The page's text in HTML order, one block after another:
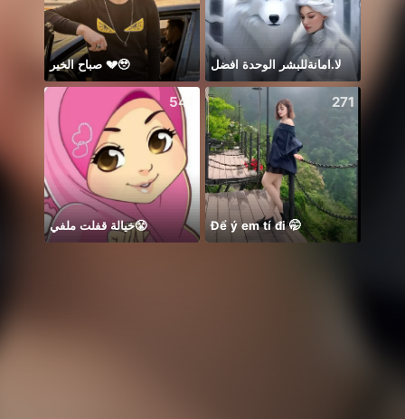
صباح الخير 💔🥹 لا.امانةللبشر الوحدة افضل
541
خيالة قفلت ملفي😤
271
Để ý em tí đi 🤭